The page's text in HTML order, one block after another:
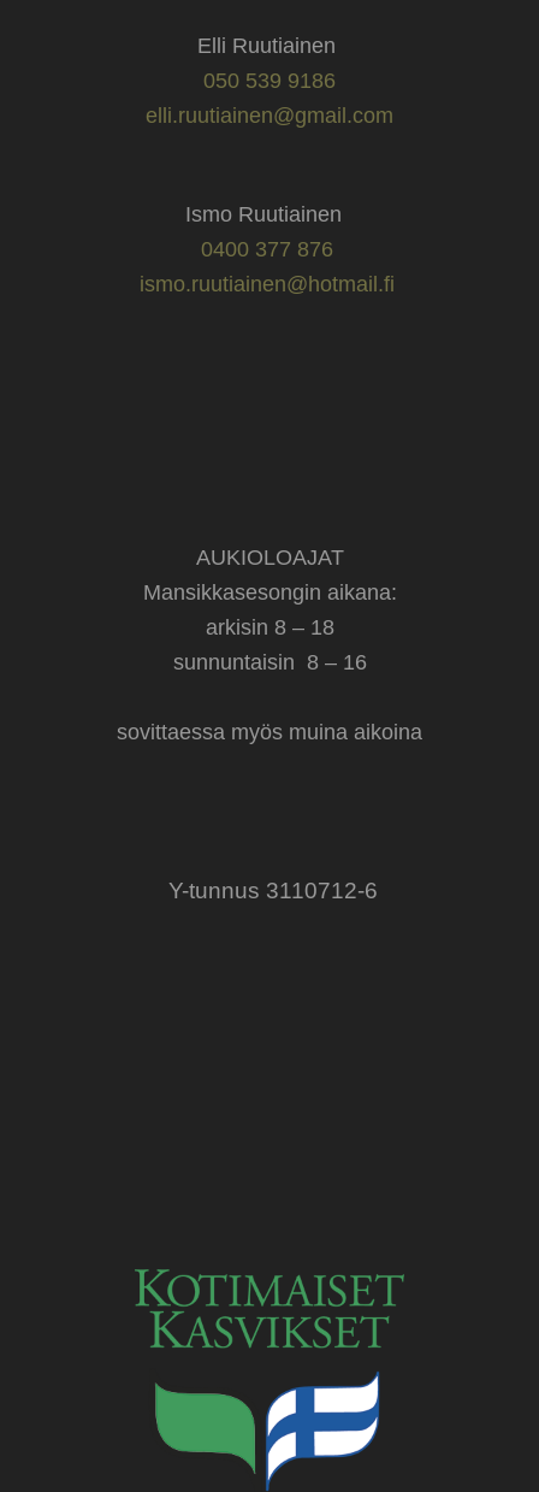
Elli Ruutiainen
050 539 9186
elli.ruutiainen@gmail.com
Ismo Ruutiainen
0400 377 876
ismo.ruutiainen@hotmail.fi
AUKIOLOAJAT
Mansikkasesongin aikana:
arkisin 8 – 18
sunnuntaisin 8 – 16
sovittaessa myös muina aikoina
Y-tunnus 3110712-6